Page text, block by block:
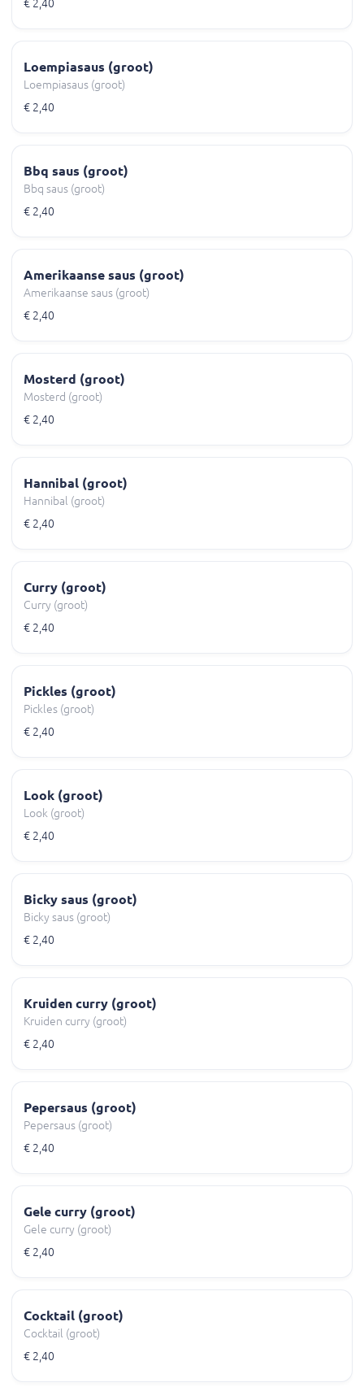
€ 2,40
Loempiasaus (groot)
Loempiasaus (groot)
€ 2,40
Bbq saus (groot)
Bbq saus (groot)
€ 2,40
Amerikaanse saus (groot)
Amerikaanse saus (groot)
€ 2,40
Mosterd (groot)
Mosterd (groot)
€ 2,40
Hannibal (groot)
Hannibal (groot)
€ 2,40
Curry (groot)
Curry (groot)
€ 2,40
Pickles (groot)
Pickles (groot)
€ 2,40
Look (groot)
Look (groot)
€ 2,40
Bicky saus (groot)
Bicky saus (groot)
€ 2,40
Kruiden curry (groot)
Kruiden curry (groot)
€ 2,40
Pepersaus (groot)
Pepersaus (groot)
€ 2,40
Gele curry (groot)
Gele curry (groot)
€ 2,40
Cocktail (groot)
Cocktail (groot)
€ 2,40